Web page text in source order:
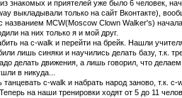
знакомых и приятелей уже было 6 человек,
выкладывали только на сайт Вконтакте),
названием MCW(Moscow Clown Walker's)
на них только я и мой друг.
на c-walk и перейти на брейк. Нашли
лишь синяки и научились делать базу, т.к.
делать движения, а лишь говорил, что
в никуда...
c-walk и набрать народ заново, т.к. c-
на наши тренировки ходят от 5 до 11